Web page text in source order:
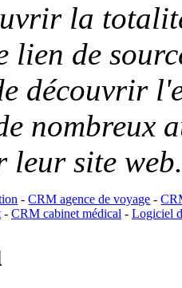
la
de
découvrir
nombreux
leur site
-CRM agence de voyage -
- CRM cabinet médical- Logiciel